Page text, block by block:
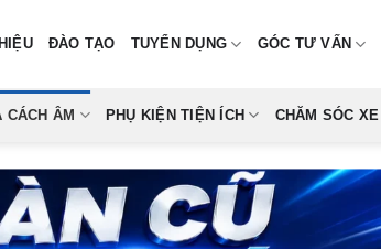
ĐÀO TẠO TUYỂN DỤNG GÓC TƯ VẤN
CÁCH ÂM PHỤ KIỆN TIỆN ÍCH CHĂM SÓC XE